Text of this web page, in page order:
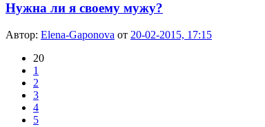
Нужна ли я своему мужу?
Автор: Elena-Gaponova от 20-02-2015, 17:15
20
1
2
3
4
5